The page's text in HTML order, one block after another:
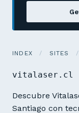
INDEX / SITES /
vitalaser.cl
Descubre
Santiago con